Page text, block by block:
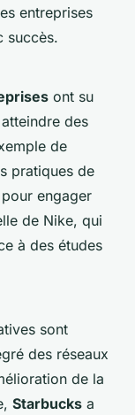
entreprises
succès.
ont su
des
de
pratiques de
engager
de Nike, qui
à des études
sont
des réseaux
de la
Starbucks a